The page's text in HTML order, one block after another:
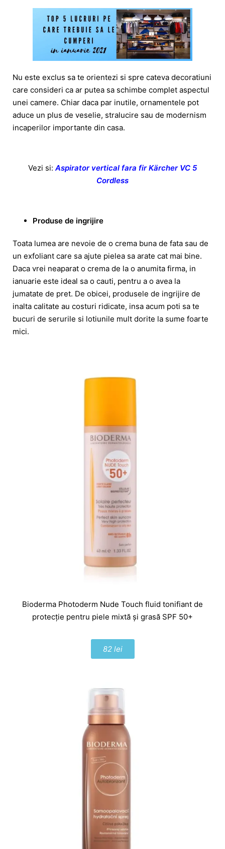
Nu este exclus sa te orientezi si spre cateva decoratiuni
care consideri ca ar putea sa schimbe complet aspectul
unei camere. Chiar daca par inutile, ornamentele pot
aduce un plus de veselie, stralucire sau de modernism
incaperilor importante din casa.
Vezi si:Aspirator vertical fara fir Kärcher VC 5
Cordless
Produse de ingrijire
Toata lumea are nevoie de o crema buna de fata sau de
un exfoliant care sa ajute pielea sa arate cat mai bine.
Daca vrei neaparat o crema de la o anumita firma, in
ianuarie este ideal sa o cauti, pentru a o avea la
jumatate de pret. De obicei, produsele de ingrijire de
inalta calitate au costuri ridicate, insa acum poti sa te
bucuri de serurile si lotiunile mult dorite la sume foarte
mici.
Bioderma Photoderm Nude Touch fluid tonifiant de
protecție pentru piele mixtă și grasă SPF 50+
82 lei